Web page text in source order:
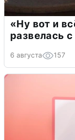
«Ну вот и
развелась
6 августа 157